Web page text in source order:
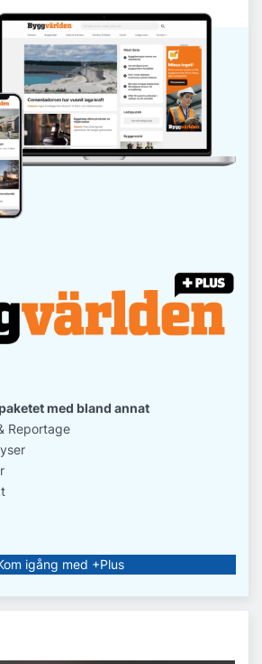
med bland annat
Reportage
igång med +Plus